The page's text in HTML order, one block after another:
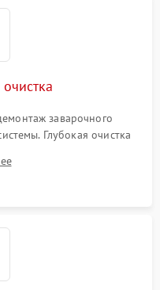
заварочного
Глубокая очистка
масел, жмыха и накипи.
с использованием